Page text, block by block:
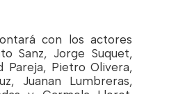
con los actores
Sanz, Jorge Suquet,
Pareja, Pietro Olivera,
Juanan Lumbreras,